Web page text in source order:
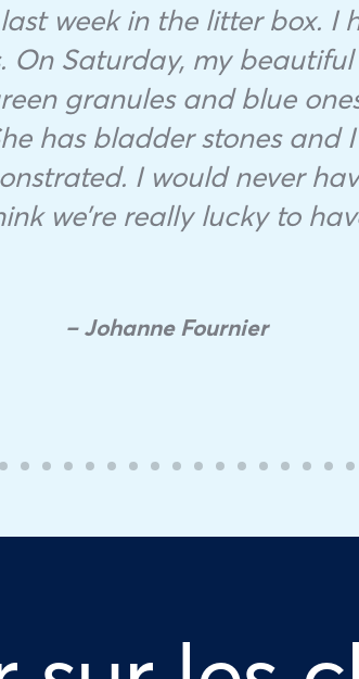
week in the litter box. I
Saturday, my
granules and blue
has bladder stones and
I would never
we’re really lucky to
– Johanne Fournier